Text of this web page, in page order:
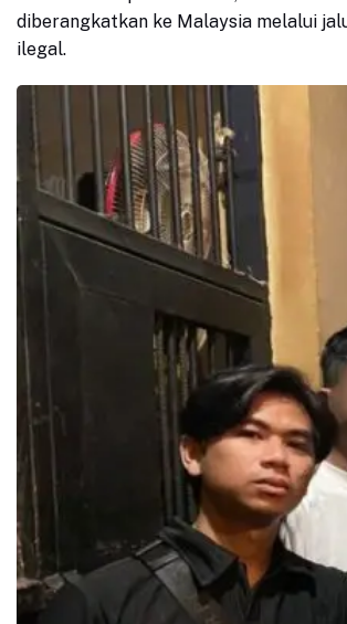
diberangkatkan ke Malaysia melalui
ilegal.